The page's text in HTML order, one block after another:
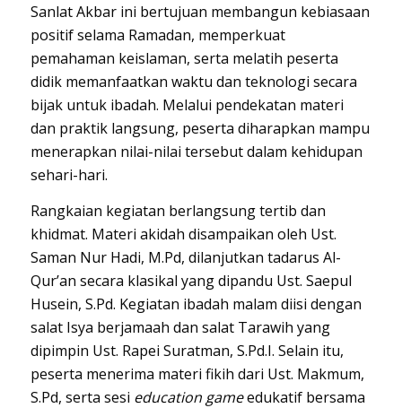
Sanlat Akbar ini bertujuan membangun kebiasaan
positif selama Ramadan, memperkuat
pemahaman keislaman, serta melatih peserta
didik memanfaatkan waktu dan teknologi secara
bijak untuk ibadah. Melalui pendekatan materi
dan praktik langsung, peserta diharapkan mampu
menerapkan nilai-nilai tersebut dalam kehidupan
sehari-hari.
Rangkaian kegiatan berlangsung tertib dan
khidmat. Materi akidah disampaikan oleh Ust.
Saman Nur Hadi, M.Pd, dilanjutkan tadarus Al-
Qur’an secara klasikal yang dipandu Ust. Saepul
Husein, S.Pd. Kegiatan ibadah malam diisi dengan
salat Isya berjamaah dan salat Tarawih yang
dipimpin Ust. Rapei Suratman, S.Pd.I. Selain itu,
peserta menerima materi fikih dari Ust. Makmum,
S.Pd, serta sesi education gameedukatif bersama